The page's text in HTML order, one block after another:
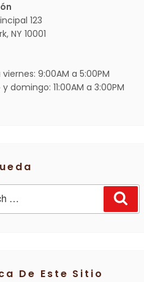
123
NY 10001
viernes: 9:00AM a 5:00PM
domingo: 11:00AM a 3:00PM
De Este Sitio